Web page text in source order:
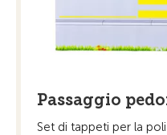
Passaggio
Set di tappeti per la